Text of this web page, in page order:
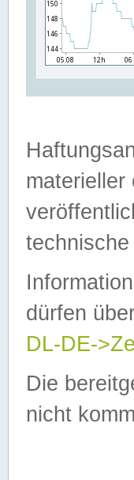
materieller
dürfen
DL-DE-
Die
nicht